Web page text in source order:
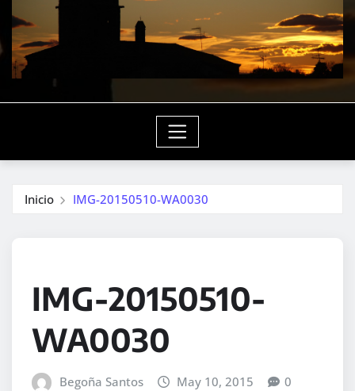
Inicio IMG-20150510-WA0030
IMG-20150510-
WA0030
Begoña Santos May 10, 2015 0